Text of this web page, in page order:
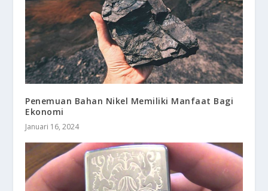
Penemuan Bahan Nikel Memiliki Manfaat Bagi
Ekonomi
Januari 16, 2024